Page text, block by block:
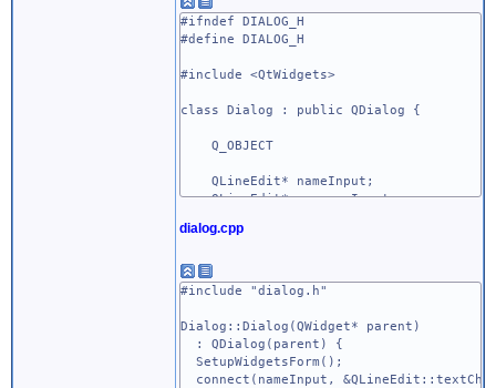
#ifndef DIALOG_H
#define DIALOG_H
#include <QtWidgets>
class Dialog : public QDialog {
Q_OBJECT
QLineEdit* nameInput;
QLineEdit* surnameInput;
QPushButton* authButton;
public:
Dialog(QWidget* parent = nullptr);
void SetupWidgetsForm();
public slots:
void checkLabels(const QString
dialog.cpp
#include "dialog.h"
Dialog::Dialog(QWidget* parent)
: QDialog(parent) {
SetupWidgetsForm();
connect(nameInput,